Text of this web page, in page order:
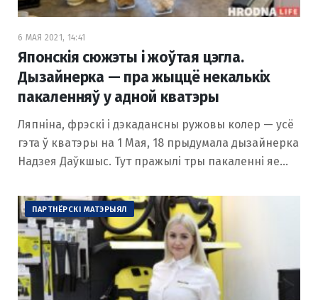
6 МАЯ 2021, 14:41
Японскія сюжэты і жоўтая цэгла.
Дызайнерка — пра жыццё некалькіх
пакаленняў у адной кватэры
Ляпніна, фрэскі і дэкадансны ружовы колер — усё
гэта ў кватэры на 1 Мая, 18 прыдумала дызайнерка
Надзея Даўкшыс. Тут пражылі тры пакаленні яе…
ПАРТНЁРСКІ МАТЭРЫЯЛ